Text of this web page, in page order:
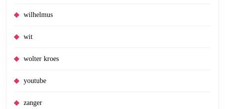
wilhelmus
wit
wolter kroes
youtube
zanger